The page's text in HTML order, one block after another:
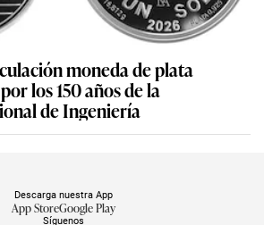
moneda de plata
los 150 años de la
de Ingeniería
Síguenos
Descarga nuestra App
App StoreGoogle Play